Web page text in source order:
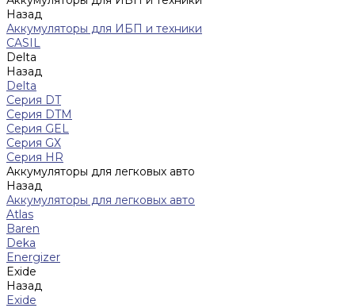
Назад
Аккумуляторы для ИБП и техники
CASIL
Delta
Назад
Delta
Серия DT
Серия DTM
Серия GEL
Серия GХ
Серия HR
Аккумуляторы для легковых авто
Назад
Аккумуляторы для легковых авто
Atlas
Baren
Deka
Energizer
Exide
Назад
Exide